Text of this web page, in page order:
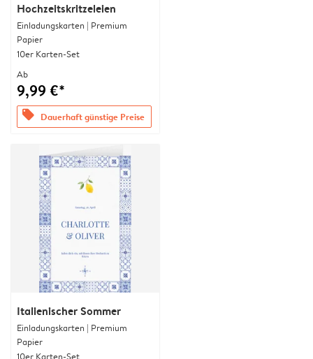
Hochzeitskritzeleien
Einladungskarten | Premium
Papier
10er Karten-Set
Ab
9,99 €*
offers Dauerhaft günstige Preise
Italienischer Sommer
Einladungskarten | Premium
Papier
10er Karten-Set